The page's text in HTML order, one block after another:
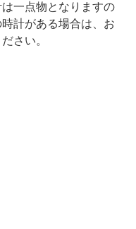
一点物となりますの
計がある場合は、お
さい。